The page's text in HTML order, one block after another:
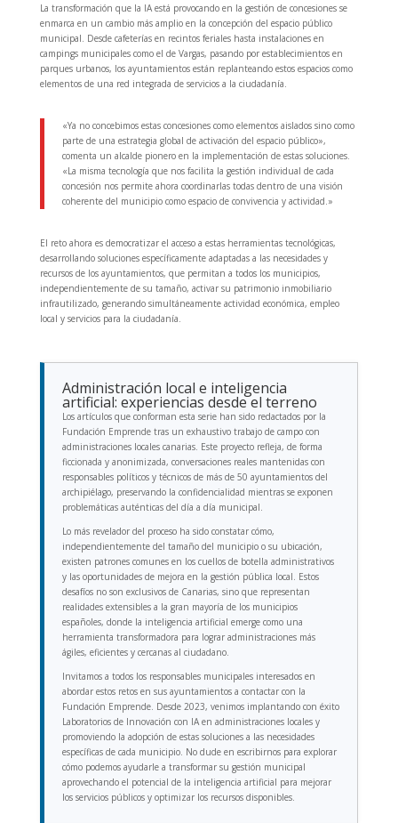
La transformación que la IA está provocando en la gestión de concesiones se
enmarca en un cambio más amplio en la concepción del espacio público
municipal. Desde cafeterías en recintos feriales hasta instalaciones en
campings municipales como el de Vargas, pasando por establecimientos en
parques urbanos, los ayuntamientos están replanteando estos espacios como
elementos de una red integrada de servicios a la ciudadanía.
«Ya no concebimos estas concesiones como elementos aislados sino como
parte de una estrategia global de activación del espacio público»,
comenta un alcalde pionero en la implementación de estas soluciones.
«La misma tecnología que nos facilita la gestión individual de cada
concesión nos permite ahora coordinarlas todas dentro de una visión
coherente del municipio como espacio de convivencia y actividad.»
El reto ahora es democratizar el acceso a estas herramientas tecnológicas,
desarrollando soluciones específicamente adaptadas a las necesidades y
recursos de los ayuntamientos, que permitan a todos los municipios,
independientemente de su tamaño, activar su patrimonio inmobiliario
infrautilizado, generando simultáneamente actividad económica, empleo
local y servicios para la ciudadanía.
Administración local e inteligencia
artificial: experiencias desde el terreno
Los artículos que conforman esta serie han sido redactados por la
Fundación Emprende tras un exhaustivo trabajo de campo con
administraciones locales canarias. Este proyecto refleja, de forma
ficcionada y anonimizada, conversaciones reales mantenidas con
responsables políticos y técnicos de más de 50 ayuntamientos del
archipiélago, preservando la confidencialidad mientras se exponen
problemáticas auténticas del día a día municipal.
Lo más revelador del proceso ha sido constatar cómo,
independientemente del tamaño del municipio o su ubicación,
existen patrones comunes en los cuellos de botella administrativos
y las oportunidades de mejora en la gestión pública local. Estos
desafíos no son exclusivos de Canarias, sino que representan
realidades extensibles a la gran mayoría de los municipios
españoles, donde la inteligencia artificial emerge como una
herramienta transformadora para lograr administraciones más
ágiles, eficientes y cercanas al ciudadano.
Invitamos a todos los responsables municipales interesados en
abordar estos retos en sus ayuntamientos a contactar con la
Fundación Emprende. Desde 2023, venimos implantando con éxito
Laboratorios de Innovación con IA en administraciones locales y
promoviendo la adopción de estas soluciones a las necesidades
específicas de cada municipio. No dude en escribirnos para explorar
cómo podemos ayudarle a transformar su gestión municipal
aprovechando el potencial de la inteligencia artificial para mejorar
los servicios públicos y optimizar los recursos disponibles.